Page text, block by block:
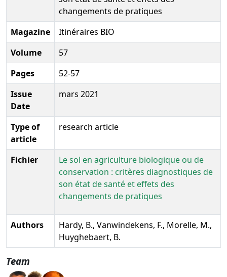
changements de pratiques
Magazine
Itinéraires BIO
Volume
57
Pages
52-57
Issue
Date
mars 2021
Type of
article
research article
Fichier
Le sol en agriculture biologique ou de
conservation : critères diagnostiques de
son état de santé et effets des
changements de pratiques
Authors
Hardy, B., Vanwindekens, F., Morelle, M.,
Huyghebaert, B.
Team